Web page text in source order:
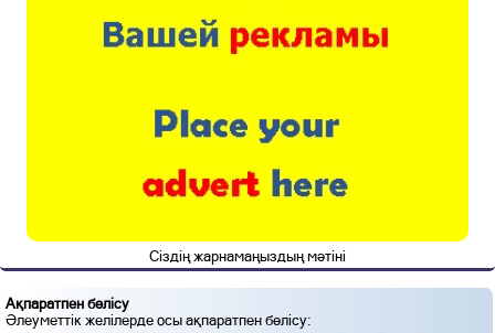
Сіздің жарнамаңыздың мәтіні
Ақпаратпен бөлісу
Әлеуметтік желілерде осы ақпаратпен бөлісу: